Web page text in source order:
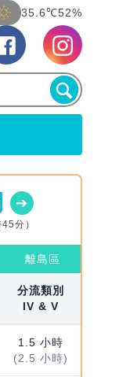
35.6℃52%
分）
離島區
分流類別
IV & V
1.5 小時
(2.5 小時)